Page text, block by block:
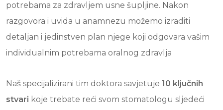
potrebama za zdravljem usne šupljine. Nakon
razgovora i uvida u anamnezu možemo izraditi
detaljan i jedinstven plan njege koji odgovara vašim
individualnim potrebama oralnog zdravlja
Naš specijalizirani tim doktora savjetuje 10 ključnih
stvari koje trebate reći svom stomatologu sljedeći